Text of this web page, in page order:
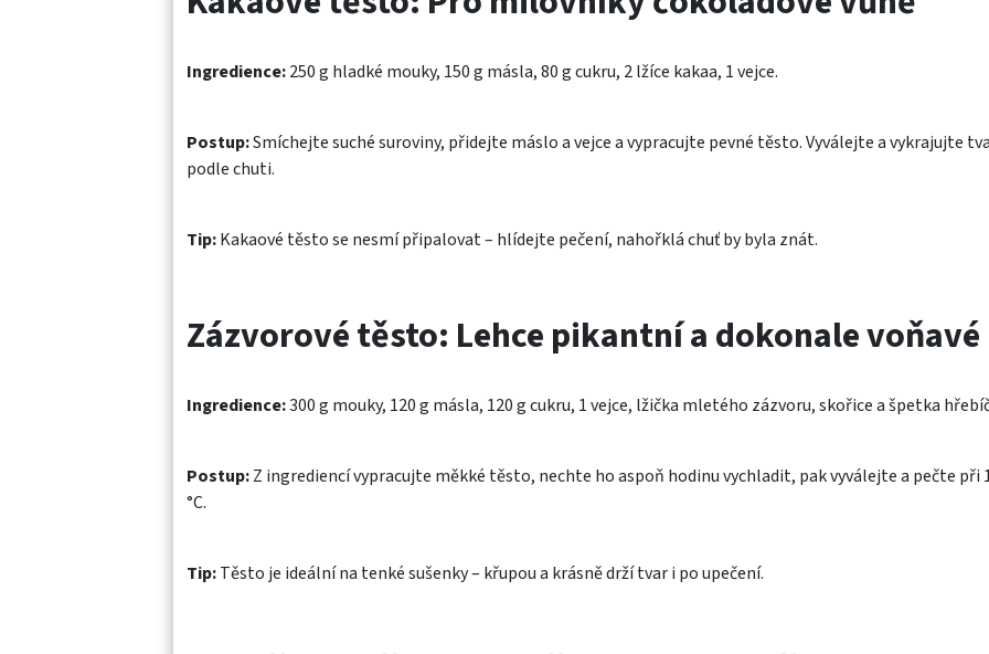
Ingredience:250 g hladké mouky, 150 g másla, 80 g cukru, 2 lžíce kakaa, 1 vejce.
Postup:Smíchejte suché suroviny, přidejte máslo a vejce a vypracujte pevné těsto. Vyválejte a vykrajujte
podle chuti.
Tip:Kakaové těsto se nesmí připalovat – hlídejte pečení, nahořklá chuť by byla znát.
Zázvorové těsto: Lehce pikantní a dokonale voňavé
Ingredience:300 g mouky, 120 g másla, 120 g cukru, 1 vejce, lžička mletého zázvoru, skořice a špetka
Postup:Z ingrediencí vypracujte měkké těsto, nechte ho aspoň hodinu vychladit, pak vyválejte a pečte při
°C.
Tip:Těsto je ideální na tenké sušenky – křupou a krásně drží tvar i po upečení.